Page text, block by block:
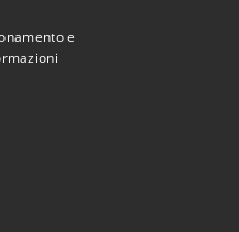
• Powered by
e